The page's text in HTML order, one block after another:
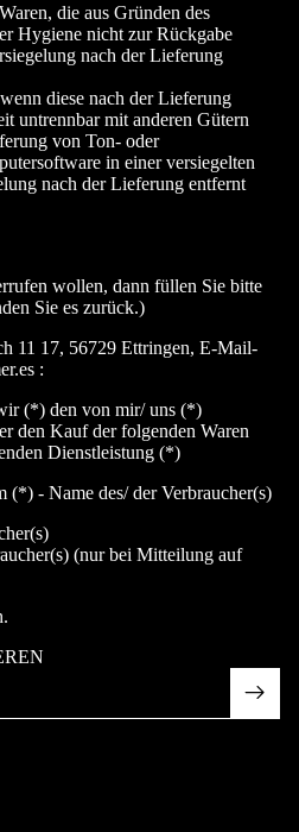
die aus Gründen des
Hygiene nicht zur Rückgabe
nach der Lieferung
diese nach der Lieferung
untrennbar mit anderen Gütern
von Ton- oder
in einer versiegelten
nach der Lieferung entfernt
wollen, dann füllen Sie bitte
Sie es zurück.)
11 17, 56729 Ettringen, E-Mail-
:
(*) den von mir/ uns (*)
den Kauf der folgenden Waren
Dienstleistung (*)
(*) - Name des/ der Verbraucher(s)
(nur bei Mitteilung auf